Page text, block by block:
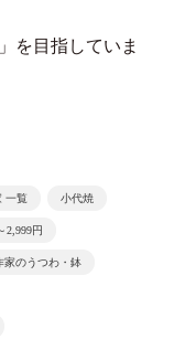
を目指していま
一覧 小代焼
2,999円
家のうつわ・鉢